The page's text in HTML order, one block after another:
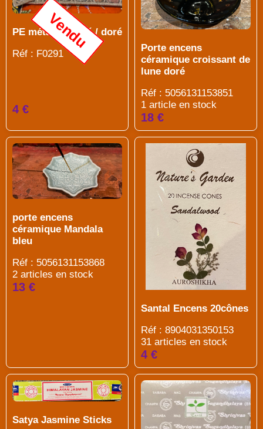
PE métal argenté / doré
Réf : F0291
Vendu
4 €
Porte encens
céramique croissant de
lune doré
Réf : 5056131153851
1 article en stock
18 €
porte encens
céramique Mandala
bleu
Réf : 5056131153868
2 articles en stock
13 €
Santal Encens 20cônes
Réf : 8904031350153
31 articles en stock
4 €
Satya Jasmine Sticks